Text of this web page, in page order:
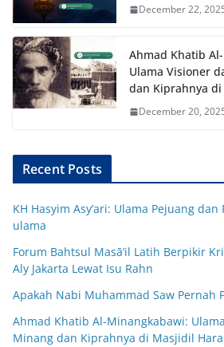
December 22,
Ahmad Khatib
Ulama Visioner
dan Kiprahnya
December 20,
Recent Posts
KH Hasyim Asy’ari: Ulama Pejuang
ulama
Forum Bahtsul Masā’il Latih Berpikir
Aly Jakarta Lewat Isu Rahn
Apakah Nabi Muhammad Saw Pernah
Ahmad Khatib Al-Minangkabawi:
Minang dan Kiprahnya di Masjidil